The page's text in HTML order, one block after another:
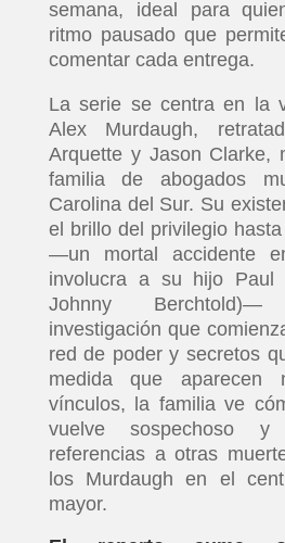
semana, ideal para
ritmo pausado que
comentar cada entrega.
La serie se centra en la
Alex Murdaugh,
Arquette y Jason Clarke,
familia de abogados
Carolina del Sur. Su
el brillo del privilegio
—un mortal accidente
involucra a su hijo Paul
Johnny
investigación que
red de poder y secretos
medida que aparecen
vínculos, la familia ve
vuelve sospechoso y
referencias a otras
los Murdaugh en el
mayor.